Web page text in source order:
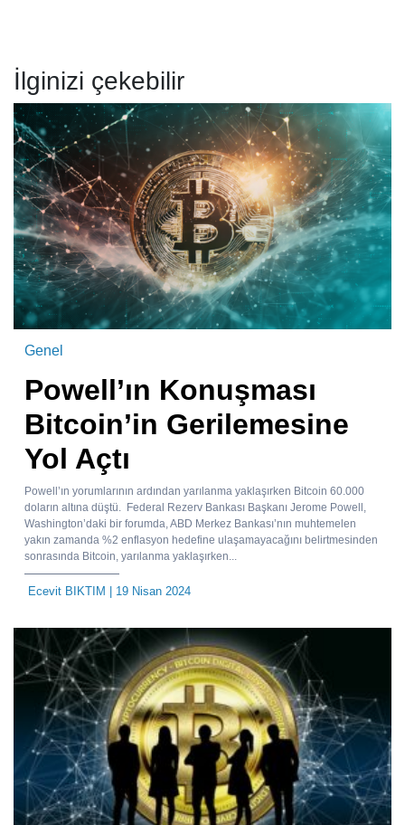
İlginizi çekebilir
Genel
Powell’ın Konuşması
Bitcoin’in Gerilemesine
Yol Açtı
Powell’ın yorumlarının ardından yarılanma yaklaşırken Bitcoin 60.000
doların altına düştü. Federal Rezerv Bankası Başkanı Jerome Powell,
Washington’daki bir forumda, ABD Merkez Bankası’nın muhtemelen
yakın zamanda %2 enflasyon hedefine ulaşamayacağını belirtmesinden
sonrasında Bitcoin, yarılanma yaklaşırken...
Ecevit BIKTIM | 19 Nisan 2024